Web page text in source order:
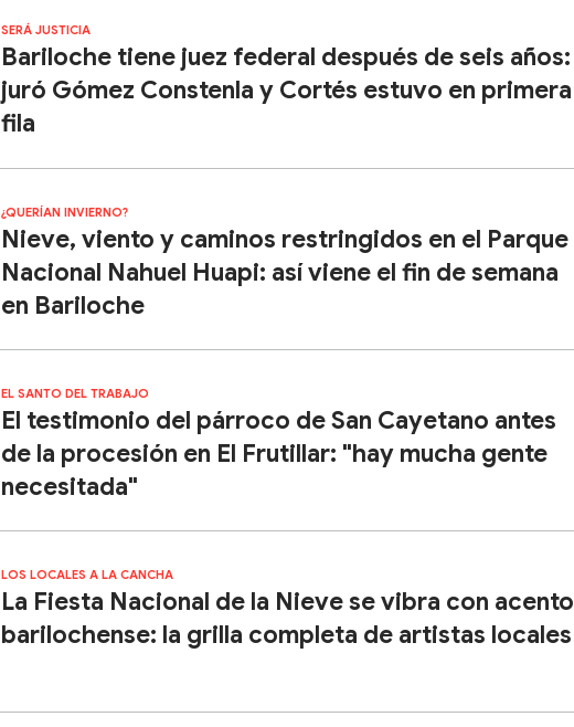
SERÁ JUSTICIA
Bariloche tiene juez federal después de seis años:
juró Gómez Constenla y Cortés estuvo en primera
fila
¿QUERÍAN INVIERNO?
Nieve, viento y caminos restringidos en el Parque
Nacional Nahuel Huapi: así viene el fin de semana
en Bariloche
EL SANTO DEL TRABAJO
El testimonio del párroco de San Cayetano antes
de la procesión en El Frutillar: "hay mucha gente
necesitada"
LOS LOCALES A LA CANCHA
La Fiesta Nacional de la Nieve se vibra con acento
barilochense: la grilla completa de artistas locales